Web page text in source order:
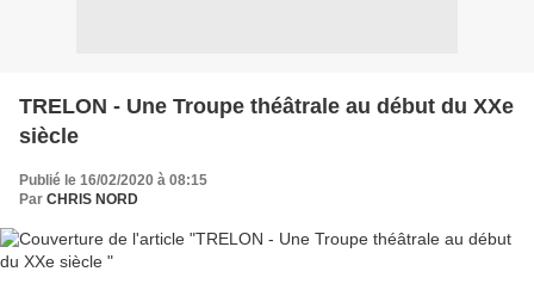
TRELON - Une Troupe théâtrale au début du XXe
siècle
Publié le 16/02/2020 à 08:15
Par CHRIS NORD